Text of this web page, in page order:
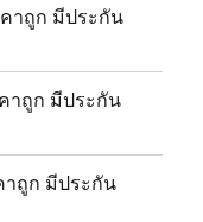
าถูก มีประกัน
าถูก มีประกัน
าถูก มีประกัน